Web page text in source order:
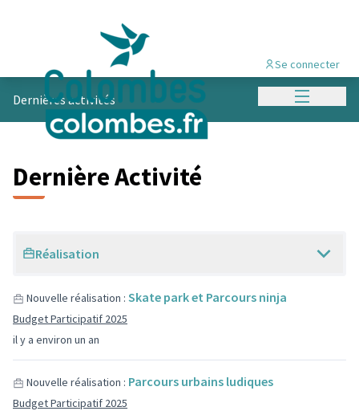
Menu
Se connecter
Dernières activités
Dernière Activité
Réalisation
il y a environ un an
Nouvelle réalisation : Skate park et Parcours ninja
Budget Participatif 2025
Nouvelle réalisation : Parcours urbains ludiques
Budget Participatif 2025